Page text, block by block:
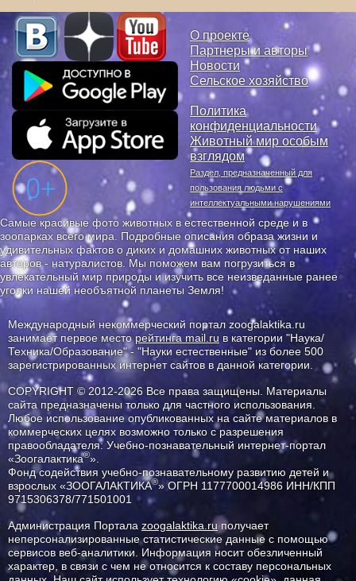
О проекте
Партнеры и авторы
Новости
Сельское хозяйство
Политика
конфиденциальности
Животный мир особым
взглядом
Раздел, предназначенный для
пользования людьми с
интеллектуальными нарушениями
Самые красивые фото животных в естественной среде и в
зоопарках всего мира. Подробные описания образа жизни и
удивительных фактов о диких и домашних животных от наших
авторов - натуралистов. Мы поможем вам погрузиться в
увлекательный мир природы и изучить все неизведанные ранее
уголки нашей необъятной планеты Земля!
Международный некоммерческий портал zoogalaktika.ru
занимает первое месторейтинга mail.ru в категории "Наука/
Техника/Образование" - "Науки естественные" из более 500
зарегистрированных интернет сайтов в данной категории.
COPYRIGHT © 2012-2026 Все права защищены. Материалы
сайта предназначены только для частного использования.
Любое использование опубликованных на сайте материалов в
коммерческих целях возможно только с разрешения
правообладателя: Учебно-познавательный интернет-портал
«Зоогалактика®».
Фонд содействия учебно-познавательному развитию детей и
взрослых «ЗООГАЛАКТИКА®» ОГРН 1177700014986 ИНН/КПП
9715306378/771501001
Администрация Портала zoogalaktika.ruполучает
неперсонализированные статистические данные с помощью
сервисов веб-аналитики. Информация носит обезличенный
характер, в связи с чем не относится к составу персональных